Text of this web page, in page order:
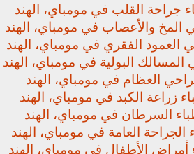
جراحة القلب في مومباي، الهند
والأعصاب في مومباي، الهند
الفقري في مومباي، الهند
البولية في مومباي، الهند
العظام في مومباي، الهند
زراعة الكبد في مومباي، الهند
السرطان في مومباي، الهند
الجراحة العامة في مومباي، الهند
أمراض الأطفال في مومباي، الهند